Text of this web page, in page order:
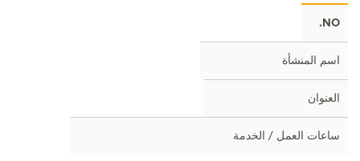
NO.
اسم المنشأة
العنوان
ساعات العمل / الخدمة